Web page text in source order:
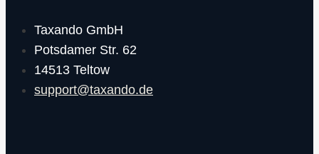
Taxando GmbH
Potsdamer Str. 62
14513 Teltow
support@taxando.de